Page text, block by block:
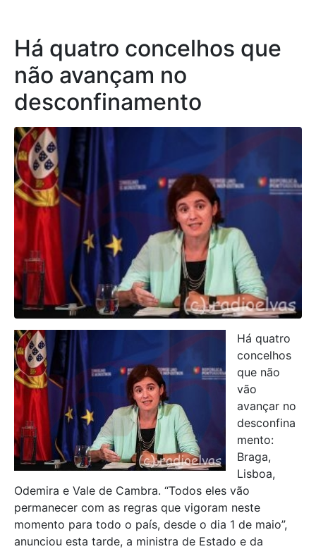
Há quatro concelhos que
não avançam no
desconfinamento
Há quatro
concelhos
que não
vão
avançar no
desconfina
mento:
Braga,
Lisboa,
Odemira e Vale de Cambra. “Todos eles vão
permanecer com as regras que vigoram neste
momento para todo o país, desde o dia 1 de maio”,
anunciou esta tarde, a ministra de Estado e da